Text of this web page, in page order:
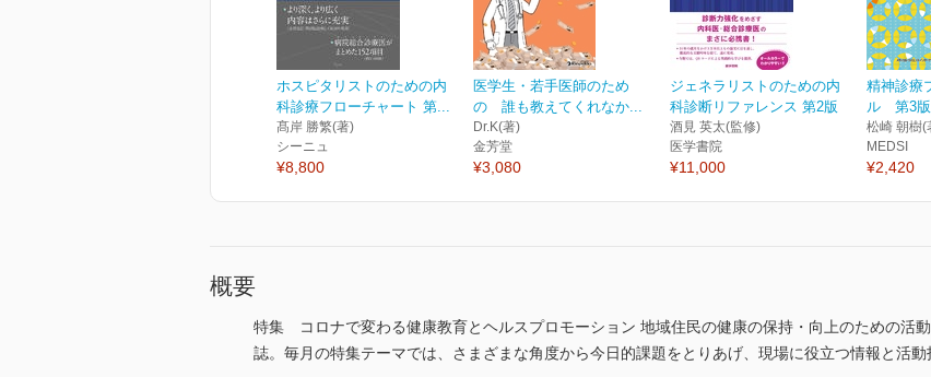
ホスピタリストのための内
科診療フローチャート 第...
髙岸 勝繁(著)
シーニュ
¥8,800
医学生・若手医師のため
の 誰も教えてくれなか...
Dr.K(著)
金芳堂
¥3,080
ジェネラリストのための内
科診断リファレンス 第2版
酒見 英太(監修)
医学書院
¥11,000
精神診療
ル 第3版
松崎 朝樹(
MEDSI
¥2,420
概要
特集 コロナで変わる健康教育とヘルスプロモーション 地域住民の健康の保持・向上のための活
誌。毎月の特集テーマでは、さまざまな角度から今日的課題をとりあげ、現場に役立つ情報と活